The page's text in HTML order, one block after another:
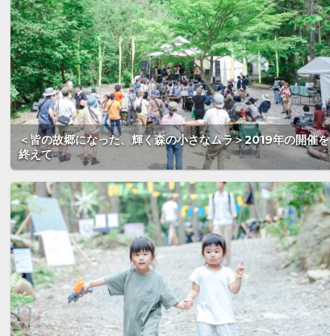
＜皆の故郷になった、輝く森の小さなムラ＞2019年の開催を
終えて